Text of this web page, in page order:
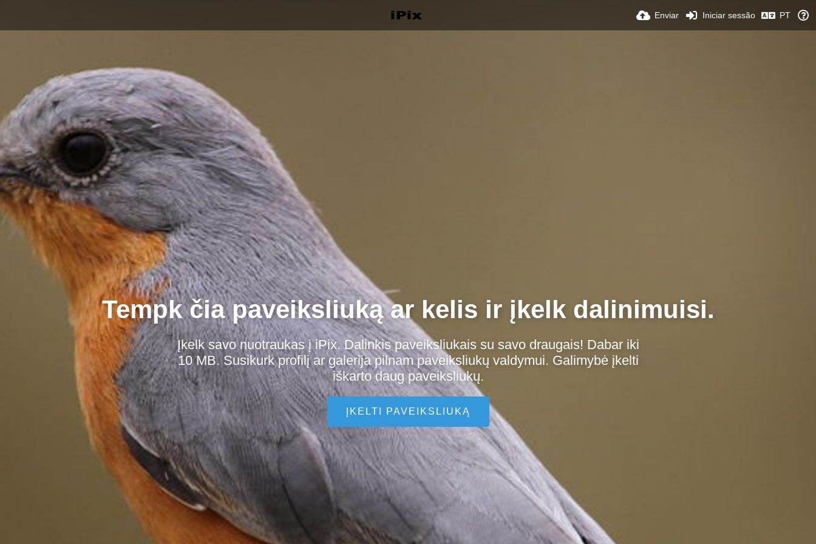
Enviar Iniciar sessão PT
Tempk čia paveiksliuką ar kelis ir įkelk dalinimuisi.
Įkelk savo nuotraukas į iPix. Dalinkis paveiksliukais su savo draugais! Dabar iki
10 MB. Susikurk profilį ar galerija pilnam paveiksliukų valdymui. Galimybė įkelti
iškarto daug paveiksliukų.
ĮKELTI PAVEIKSLIUKĄ